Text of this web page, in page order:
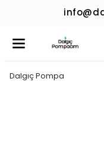
Dalgıç Pompa